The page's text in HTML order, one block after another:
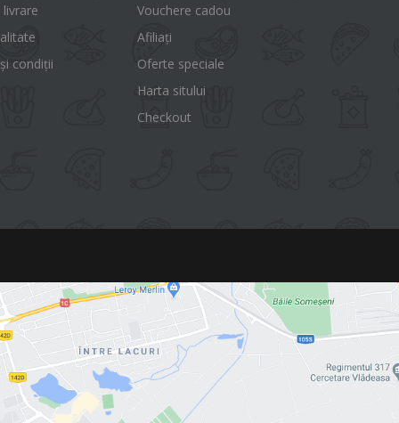
condiții
Vouchere cadou
Afiliaţi
Oferte speciale
Harta sitului
Checkout